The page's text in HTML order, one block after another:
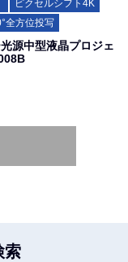
ピクセルシフト4K
全方位投写
源中型液晶プロジェ
索